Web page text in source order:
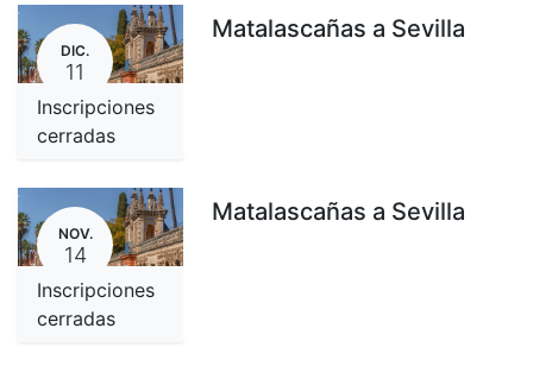
DIC.
11
Inscripciones
cerradas
Matalascañas a Sevilla
NOV.
14
Inscripciones
cerradas
Matalascañas a Sevilla